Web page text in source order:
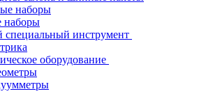
наборы
специальный инструмент
оборудование